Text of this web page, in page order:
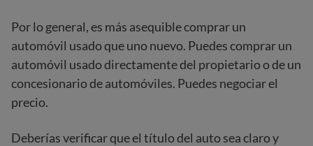
Por lo general, es más asequible comprar un
automóvil usado que uno nuevo. Puedes comprar un
automóvil usado directamente del propietario o de un
concesionario de automóviles. Puedes negociar el
precio.
Deberías verificar que el título del auto sea claro y